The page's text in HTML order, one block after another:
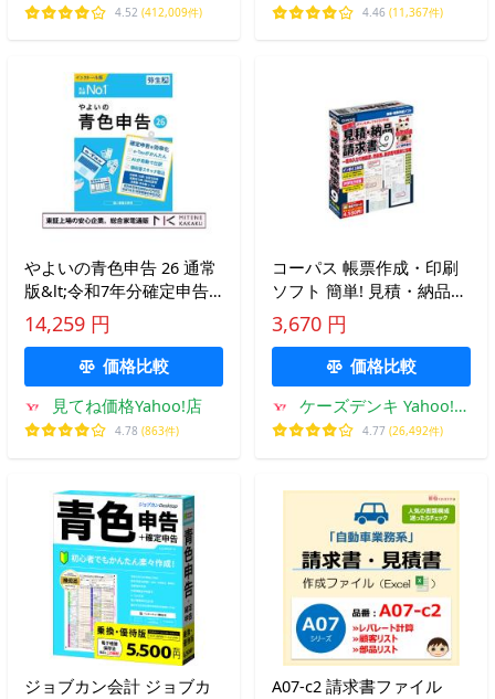
4.52 (412,009件) 4.46 (11,367件)
やよいの青色申告 26 通常
版&lt;令和7年分確定申告
対応&gt;/送料無料(沖縄、
離島除く)
14,259 円
価格比較
見てね価格Yahoo!店
4.78 (863件)
コーパス 帳票作成・印刷
ソフト 簡単! 見積・納品・
請求書9
3,670 円
価格比較
ケーズデンキ Yahoo!シ
ョップ
4.77 (26,492件)
ジョブカン会計 ジョブカ
A07-c2 請求書ファイル